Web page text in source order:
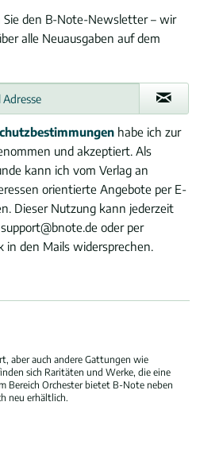
Sie den B-Note-Newsletter – wir
alle Neuausgaben auf dem
habe ich zur
und akzeptiert. Als
kann ich vom Verlag an
orientierte Angebote per E-
Dieser Nutzung kann jederzeit
oder per
in den Mails widersprechen.
aber auch andere Gattungen wie
sich Raritäten und Werke, die eine
Bereich Orchester bietet B-Note neben
neu erhältlich.